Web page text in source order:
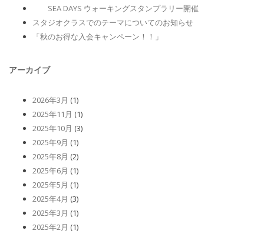
SEA DAYS ウォーキングスタンプラリー開催
スタジオクラスでのテーマについてのお知らせ
「秋のお得な入会キャンペーン！！」
アーカイブ
2026年3月 (1)
2025年11月 (1)
2025年10月 (3)
2025年9月 (1)
2025年8月 (2)
2025年6月 (1)
2025年5月 (1)
2025年4月 (3)
2025年3月 (1)
2025年2月 (1)